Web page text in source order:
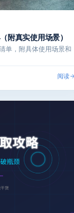
附真实使用场景）
单，附具体使用场景和
阅读